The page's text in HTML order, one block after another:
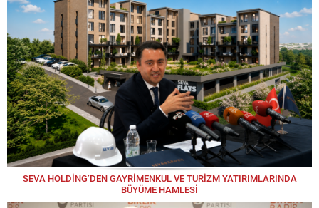
SEVA HOLDİNG’DEN GAYRİMENKUL VE TURİZM YATIRIMLARINDA
BÜYÜME HAMLESİ